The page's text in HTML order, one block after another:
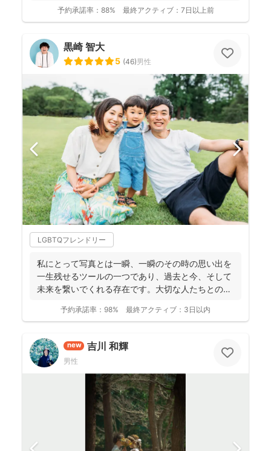
予約承諾率： 88% 最終アクティブ： 7日以上前
黒崎 智大
5 (46)男性
LGBTQフレンドリー
私にとって写真とは一瞬、一瞬のその時の思い出を
一生残せるツールの一つであり、過去と今、そして
未来を繋いでくれる存在です。大切な人たちとの写
予約承諾率： 98% 最終アクティブ： 3日以内
new 吉川 和輝
男性